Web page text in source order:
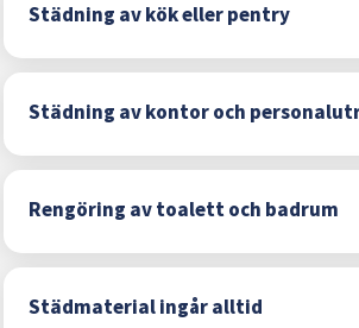
Städning av kök eller pentry
Städning av kontor och
Rengöring av toalett och badrum
Städmaterial ingår alltid